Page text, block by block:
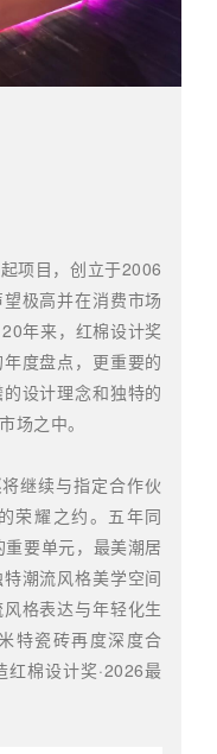
项目，创立于2006
极高并在消费市场
年来，红棉设计奖
度盘点，更重要的
设计理念和独特的
场之中。
将继续与指定合作伙
荣耀之约。五年同
要单元，最美潮居
潮流风格美学空间
格表达与年轻化生
特瓷砖再度深度合
棉设计奖·2026最